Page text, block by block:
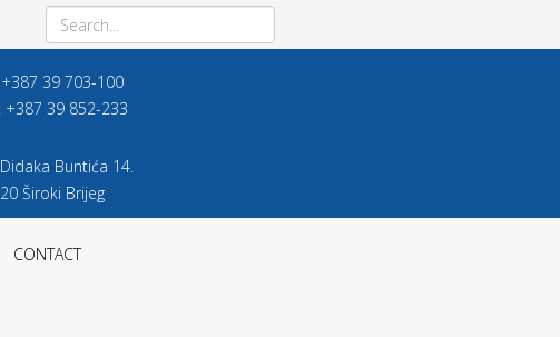
39 703-100
+387 39 852-233
Buntića 14.
Široki Brijeg
CONTACT